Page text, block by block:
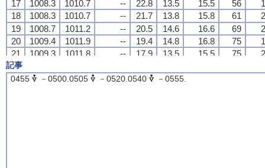
17
1008.3 1010.7 -- 22.8 13.5 15.5 56
18
1008.3 1010.7 -- 21.7 13.8 15.8 61
19
1008.7 1011.2 -- 20.5 14.6 16.6 69
20
1009.4 1011.9 -- 19.4 14.8 16.8 75
21
1009.3 1011.8 -- 17.9 13.5 15.5 75
22
23
1009.1 1011.6 -- 16.6 12.3
17
1008.3 1010.7 -- 22.8 13.5 15.5 56
18
1008.3 1010.7 -- 21.7 13.8 15.8 61
19
1008.7 1011.2 -- 20.5 14.6 16.6 69
20
1009.4 1011.9 -- 19.4 14.8 16.8 75
21
1009.3 1011.8 -- 17.9 13.5 15.5 75
22
23
1009.1 1011.6 -- 16.6 12.3
17
1008.3 1010.7 -- 22.8 13.5 15.5 56
18
1008.3 1010.7 -- 21.7 13.8 15.8 61
19
1008.7 1011.2 -- 20.5 14.6 16.6 69
20
1009.4 1011.9 -- 19.4 14.8 16.8 75
21
1009.3 1011.8 -- 17.9 13.5 15.5 75
22
23
1009.1 1011.6 -- 16.6 12.3
17
1008.3 1010.7 -- 22.8 13.5 15.5 56
18
1008.3 1010.7 -- 21.7 13.8 15.8 61
19
1008.7 1011.2 -- 20.5 14.6 16.6 69
20
1009.4 1011.9 -- 19.4 14.8 16.8 75
21
1009.3 1011.8 -- 17.9 13.5 15.5 75
22
23
1009.1 1011.6 -- 16.6 12.3
記事
0455
－0500.0505 －0520.0540 －0555.